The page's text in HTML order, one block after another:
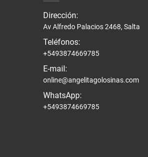
Dirección:
Av Alfredo Palacios 2468, Salta
Teléfonos:
+5493874669785
E-mail:
online@angelitagolosinas.com
WhatsApp:
+5493874669785